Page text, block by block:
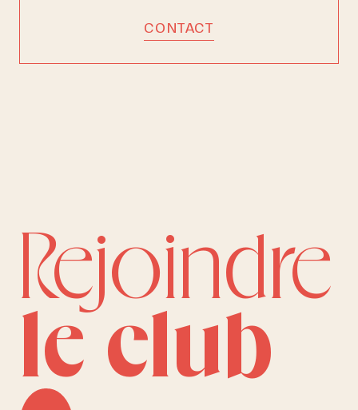
CONTACT
Rejoindre
le club